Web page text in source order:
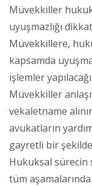
Müvekkiller
uyuşmazlığı
Müvekkillere,
kapsamda
işlemler
Müvekkiller
vekaletname
avukatların
gayretli bir şekilde
Hukuksal sürecin
tüm